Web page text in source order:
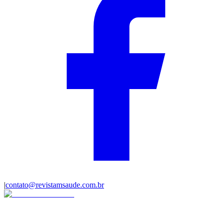
|contato@revistamsaude.com.br